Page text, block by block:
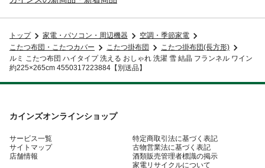
トップ 家電・パソコン・周辺機器
空調・季節家電
こたつ布団・こたつカバー
こたつ掛布団
こたつ掛布団(長方形)
ルミ こたつ布団 ハイタイプ 洗える おしゃれ 洗濯 雪 結晶 フランネル ワイン
約225×265cm 4550317223884【別送品】
カインズオンラインショップ
サービス一覧
サイトマップ
店舗情報
特定商取引法に基づく表記
古物営業法に基づく表記
酒類販売管理者標識の掲示
家電リサイクルについて